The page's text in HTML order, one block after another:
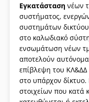
Εγκατάσταση νέων
συστήματος,
συστημάτων
στο καλωδιακό
ενσωμάτωση νέων
αποτελούν
επίβλεψη του ΚΛ&ΔΔ
στο υπάρχον
στοιχείων που κατά